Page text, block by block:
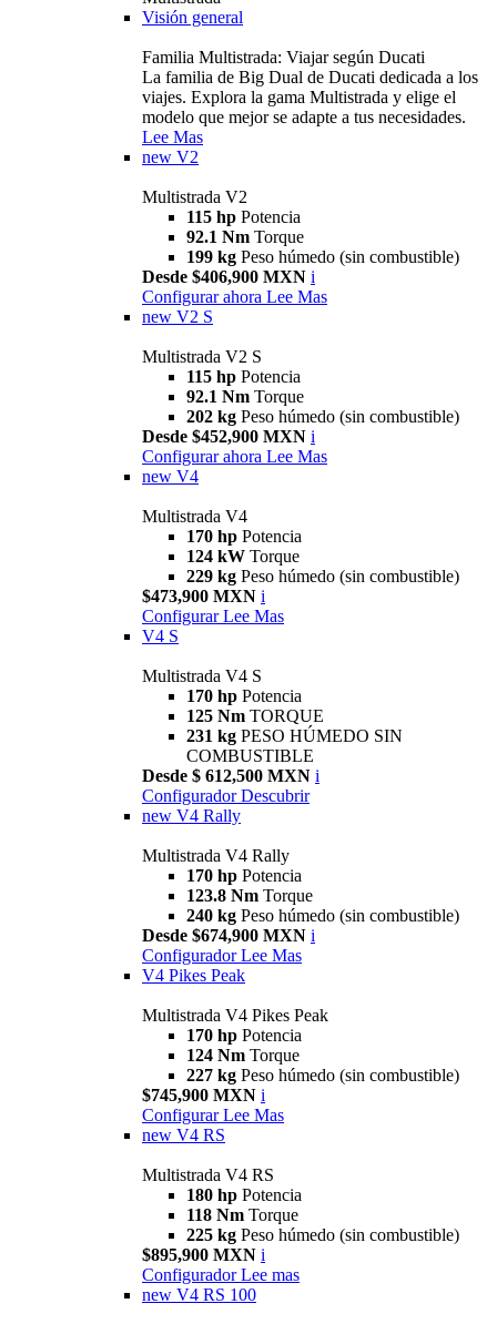
Visión general
Familia Multistrada: Viajar según Ducati
La familia de Big Dual de Ducati dedicada a los
viajes. Explora la gama Multistrada y elige el
modelo que mejor se adapte a tus necesidades.
Lee Mas
new V2
Multistrada V2
115 hp Potencia
92.1 Nm Torque
199 kg Peso húmedo (sin combustible)
Desde $406,900 MXN i
Configurar ahora Lee Mas
new V2 S
Multistrada V2 S
115 hp Potencia
92.1 Nm Torque
202 kg Peso húmedo (sin combustible)
Desde $452,900 MXN i
Configurar ahora Lee Mas
new V4
Multistrada V4
170 hp Potencia
124 kW Torque
229 kg Peso húmedo (sin combustible)
$473,900 MXN i
Configurar Lee Mas
V4 S
Multistrada V4 S
170 hp Potencia
125 Nm TORQUE
231 kg PESO HÚMEDO SIN
COMBUSTIBLE
Desde $ 612,500 MXN i
Configurador Descubrir
new V4 Rally
Multistrada V4 Rally
170 hp Potencia
123.8 Nm Torque
240 kg Peso húmedo (sin combustible)
Desde $674,900 MXN i
Configurador Lee Mas
V4 Pikes Peak
Multistrada V4 Pikes Peak
170 hp Potencia
124 Nm Torque
227 kg Peso húmedo (sin combustible)
$745,900 MXN i
Configurar Lee Mas
new V4 RS
Multistrada V4 RS
180 hp Potencia
118 Nm Torque
225 kg Peso húmedo (sin combustible)
$895,900 MXN i
Configurador Lee mas
new V4 RS 100